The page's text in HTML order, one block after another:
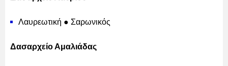
Λαυρεωτική ● Σαρωνικός
Δασαρχείο Αμαλιάδας